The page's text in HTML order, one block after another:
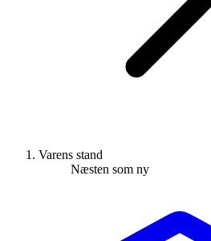
Varens stand
Næsten som ny